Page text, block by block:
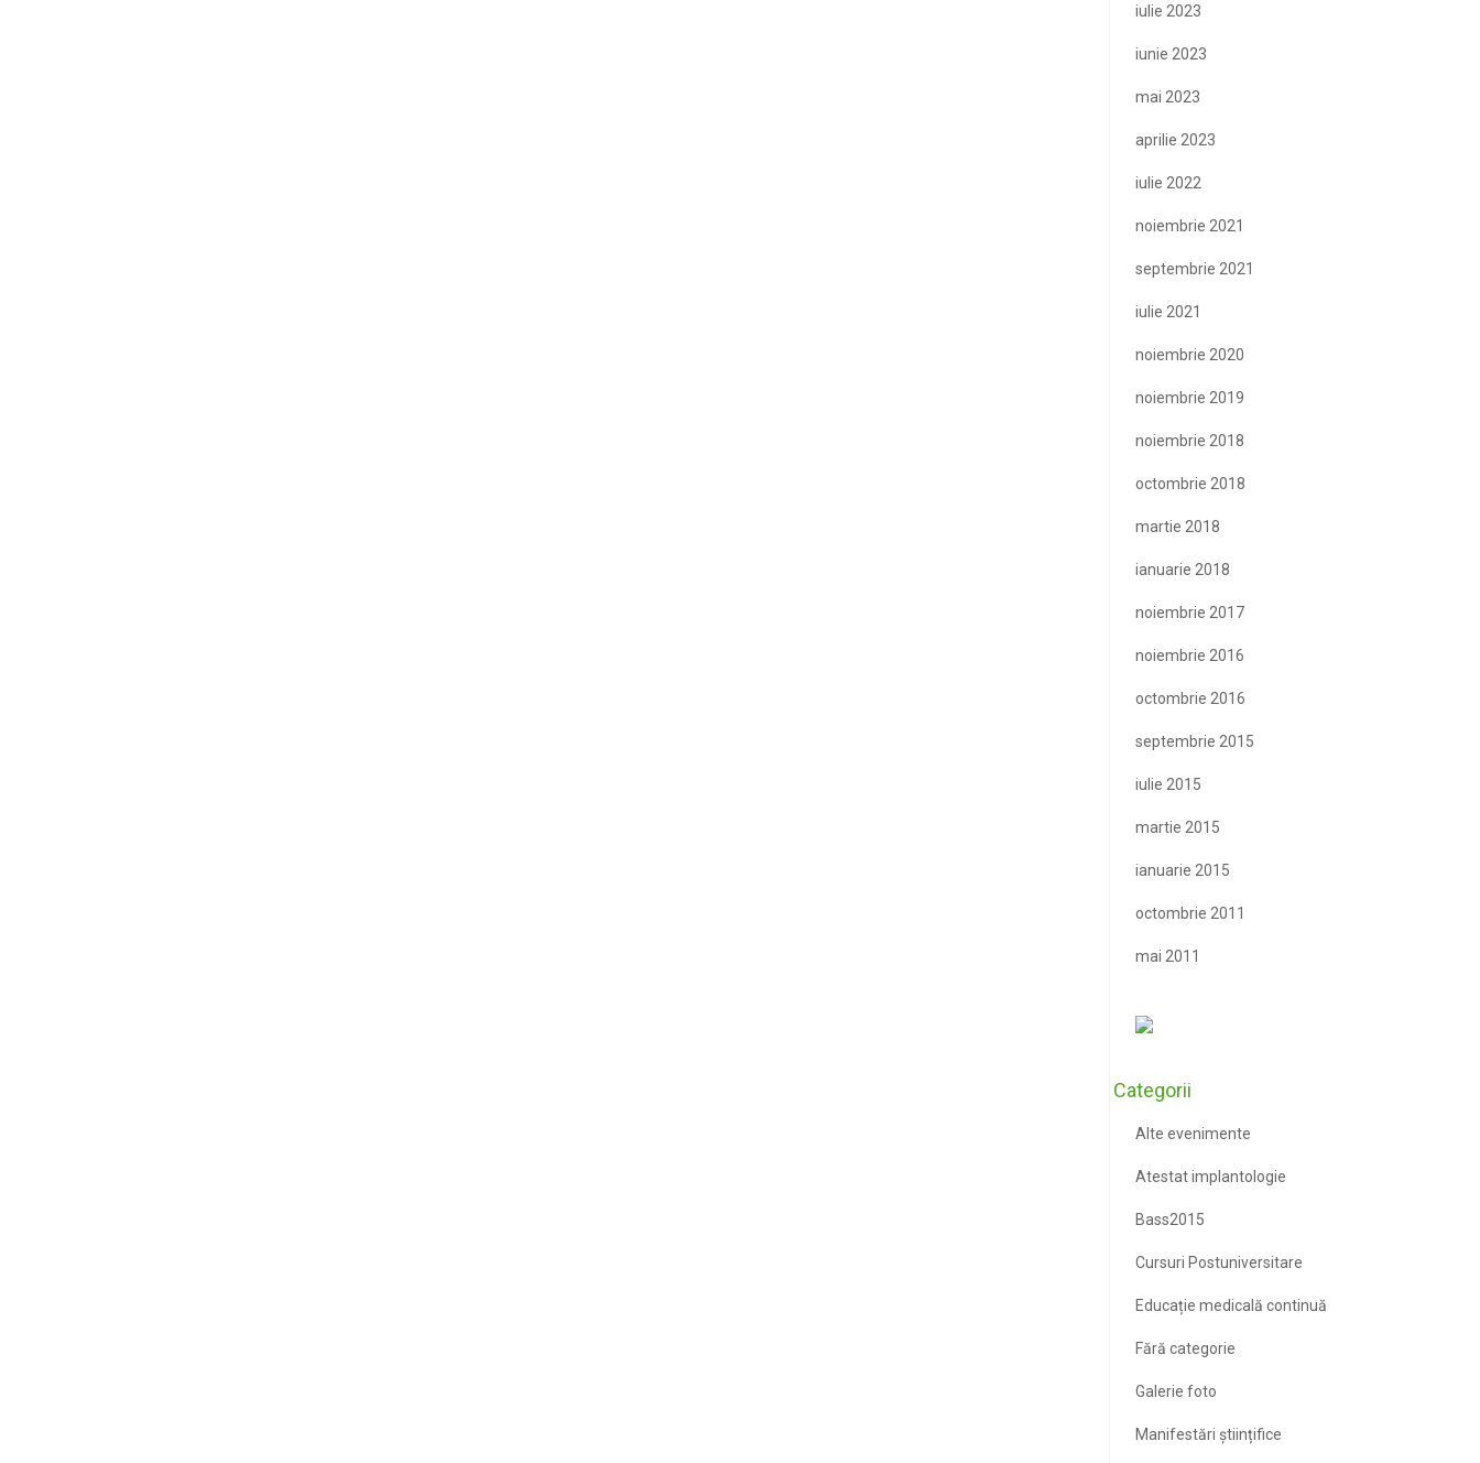
iulie 2023
iunie 2023
mai 2023
aprilie 2023
iulie 2022
noiembrie 2021
septembrie 2021
iulie 2021
noiembrie 2020
noiembrie 2019
noiembrie 2018
octombrie 2018
martie 2018
ianuarie 2018
noiembrie 2017
noiembrie 2016
octombrie 2016
septembrie 2015
iulie 2015
martie 2015
ianuarie 2015
octombrie 2011
mai 2011
Categorii
Alte evenimente
Atestat implantologie
Bass2015
Cursuri Postuniversitare
Educație medicală continuă
Fără categorie
Galerie foto
Manifestări științifice